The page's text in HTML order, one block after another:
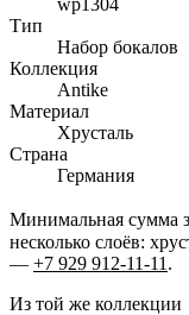
Тип
Набор бокалов
Коллекция
Antike
Материал
Хрусталь
Страна
Германия
Минимальная сумма
несколько слоёв:
— +7 929 912-11-11 .
Из той же коллекции